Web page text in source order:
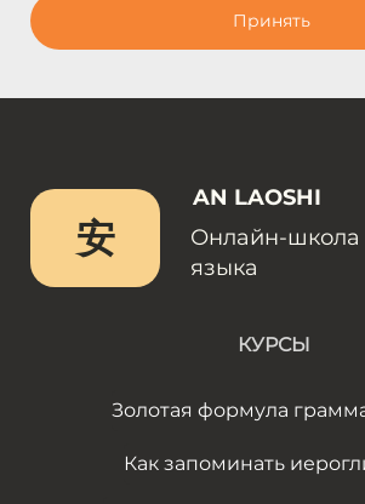
Принять
安
AN LAOSHI
Онлайн-школа
языка
КУРСЫ
Золотая формула
Как запоминать